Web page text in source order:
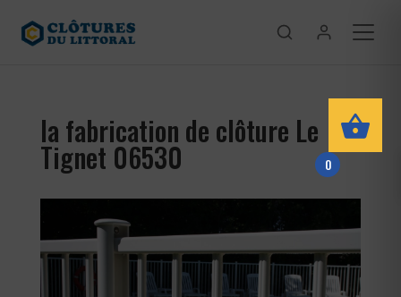
la fabrication de clôture Le
Tignet 06530 0